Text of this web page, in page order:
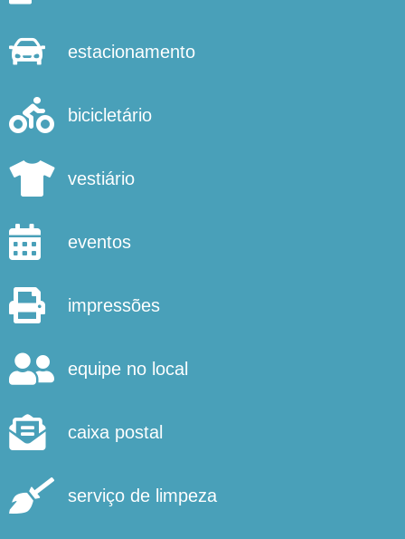
estacionamento
bicicletário
vestiário
eventos
impressões
equipe no local
caixa postal
serviço de limpeza